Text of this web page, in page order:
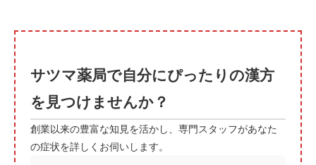
サツマ薬局で自分にぴったりの漢方
を見つけませんか？
創業以来の豊富な知見を活かし、専門スタッフがあなた
の症状を詳しくお伺いします。